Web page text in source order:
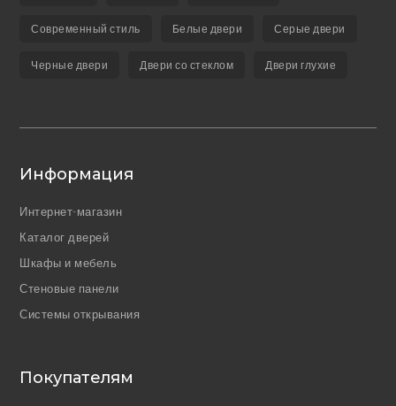
Современный стиль Белые двери Серые двери
Черные двери Двери со стеклом Двери глухие
Информация
Интернет-магазин
Каталог дверей
Шкафы и мебель
Стеновые панели
Системы открывания
Покупателям